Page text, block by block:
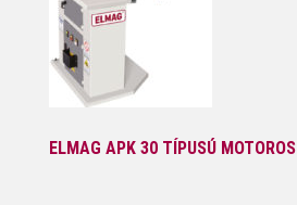
ELMAG APK 30 TÍPUSÚ